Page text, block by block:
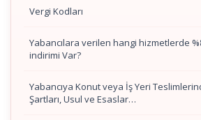
Vergi Kodları
Yabancılara verilen hangi hizmetlerde
indirimi Var?
Yabancıya Konut veya İş Yeri
Şartları, Usul ve Esaslar…